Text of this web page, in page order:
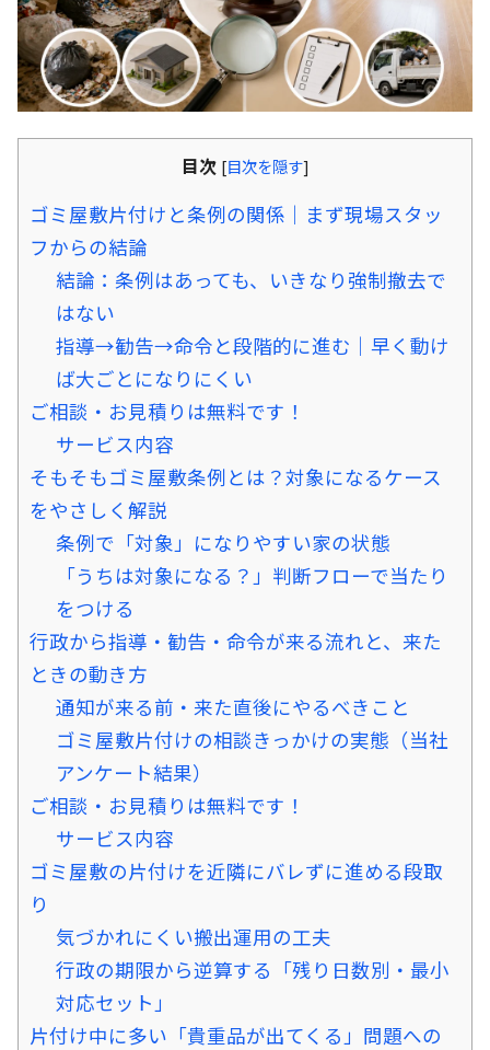
目次 [目次を隠す]
ゴミ屋敷片付けと条例の関係｜まず現場スタッ
フからの結論
結論：条例はあっても、いきなり強制撤去で
はない
指導→勧告→命令と段階的に進む｜早く動け
ば大ごとになりにくい
ご相談・お見積りは無料です！
サービス内容
そもそもゴミ屋敷条例とは？対象になるケース
をやさしく解説
条例で「対象」になりやすい家の状態
「うちは対象になる？」判断フローで当たり
をつける
行政から指導・勧告・命令が来る流れと、来た
ときの動き方
通知が来る前・来た直後にやるべきこと
ゴミ屋敷片付けの相談きっかけの実態（当社
アンケート結果）
ご相談・お見積りは無料です！
サービス内容
ゴミ屋敷の片付けを近隣にバレずに進める段取
り
気づかれにくい搬出運用の工夫
行政の期限から逆算する「残り日数別・最小
対応セット」
片付け中に多い「貴重品が出てくる」問題への